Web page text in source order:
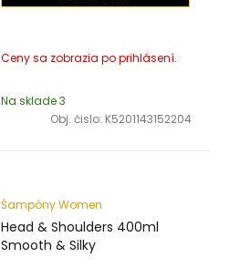
Na sklade 3
Obj. čislo: K5201143152204
Šampóny Women
Head & Shoulders 400ml
Smooth & Silky